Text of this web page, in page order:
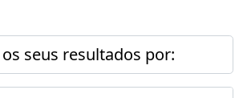
seus resultados por: